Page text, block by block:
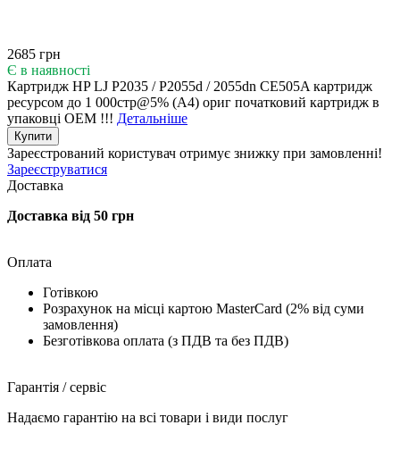
2685 грн
Є в наявності
Картридж HP LJ P2035 / P2055d / 2055dn CE505A картридж
ресурсом до 1 000стр@5% (A4) ориг початковий картридж в
упаковці OEM !!! Детальніше
Купити
Зареєстрований користувач отримує знижку при замовленні!
Зареєструватися
Доставка
Доставка від 50 грн
Оплата
Готівкою
Розрахунок на місці картою MasterCard (2% від суми
замовлення)
Безготівкова оплата (з ПДВ та без ПДВ)
Гарантія / сервіс
Надаємо гарантію на всі товари і види послуг